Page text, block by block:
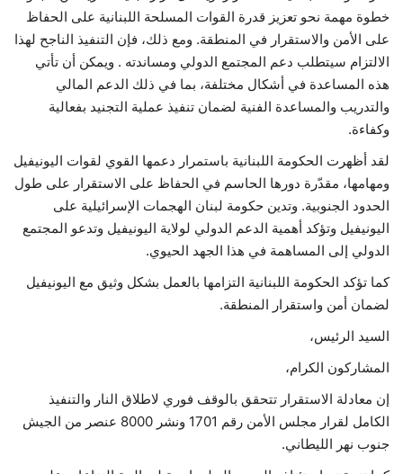
خطوة مهمة نحو تعزيز قدرة القوات المسلحة اللبنانية على الحفاظ
على الأمن والاستقرار في المنطقة. ومع ذلك، فإن التنفيذ الناجح لهذا
الالتزام سيتطلب دعم المجتمع الدولي ومساندته . ويمكن أن تأتي
هذه المساعدة في أشكال مختلفة، بما في ذلك الدعم المالي
والتدريب والمساعدة الفنية لضمان تنفيذ عملية التجنيد بفعالية
وكفاءة.
لقد أظهرت الحكومة اللبنانية باستمرار دعمها القوي لقوات اليونيفيل
ومهامها، مقدّرة دورها الحاسم في الحفاظ على الاستقرار على طول
الحدود الجنوبية. وتدين حكومة لبنان الهجمات الإسرائيلية على
اليونيفيل وتؤكد أهمية الدعم الدولي لولاية اليونيفيل وتدعو المجتمع
الدولي إلى المساهمة في هذا الجهد الحيوي.
كما تؤكد الحكومة اللبنانية التزامها بالعمل بشكل وثيق مع اليونيفيل
لضمان أمن واستقرار المنطقة.
السيد الرئيس،
المشاركون الكرام،
إن معادلة الاستقرار تتحقق بالوقف فوري لاطلاق النار والتنفيذ
الكامل لقرار مجلس الأمن رقم 1701 ونشر 8000 عنصر من الجيش
جنوب نهر الليطاني.